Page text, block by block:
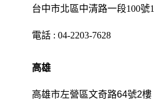
台中市北區中清路一段100號
電話 :04-2203-7628
高雄
高雄市左營區文奇路64號2樓